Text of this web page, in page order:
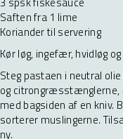
Saften fra 1 lime
Koriander til servering
Kør løg, ingefær, hvidløg
Steg pastaen i neutral
og citrongræsstænglerne,
med bagsiden af en kniv.
sorterer muslingerne.
ny.